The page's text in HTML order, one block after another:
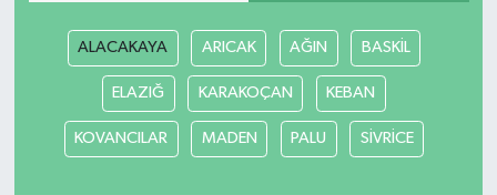
ALACAKAYA ARICAK AĞIN BASKİL
ELAZIĞ KARAKOÇAN KEBAN
KOVANCILAR MADEN PALU SİVRİCE